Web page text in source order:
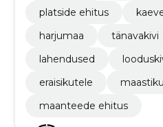
platside ehitus
harjumaa
tänavakivi
lahendused
eraisikutele
maanteede ehitus